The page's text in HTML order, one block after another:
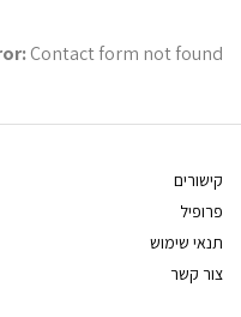
Contact form not found.
קישורים
פרופיל
תנאי שימוש
צור קשר